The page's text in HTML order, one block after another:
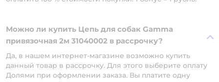
Можно ли купить Цепь для собак Gamma
привязочная 2м 31040002 в рассрочку?
Да, в нашем интернет-магазине возможно купить
данный товар в рассрочку. Для этого выберите оплату
Долями при оформлении заказа. Вы платите одну